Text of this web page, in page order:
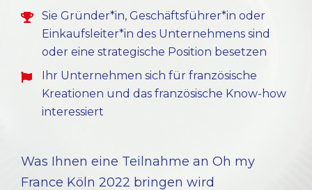
Sie Gründer*in, Geschäftsführer*in oder
Einkaufsleiter*in des Unternehmens sind
oder eine strategische Position besetzen
Ihr Unternehmen sich für französische
Kreationen und das französische Know-how
interessiert
Was Ihnen eine Teilnahme an Oh my
France Köln 2022 bringen wird